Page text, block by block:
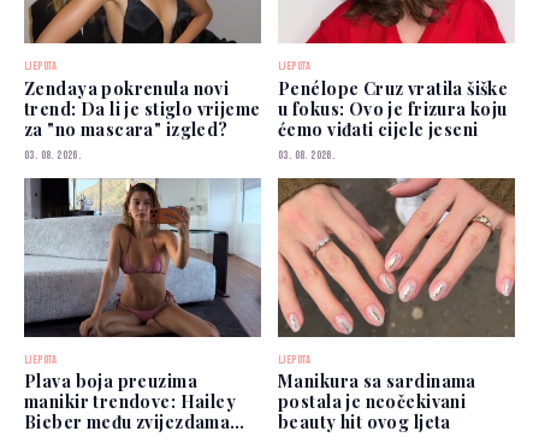
LJEPOTA
Zendaya pokrenula novi
trend: Da li je stiglo vrijeme
za "no mascara" izgled?
03. 08. 2026.
LJEPOTA
Penélope Cruz vratila šiške
u fokus: Ovo je frizura koju
ćemo viđati cijele jeseni
03. 08. 2026.
LJEPOTA
Plava boja preuzima
manikir trendove: Hailey
Bieber među zvijezdama
LJEPOTA
Manikura sa sardinama
postala je neočekivani
beauty hit ovog ljeta